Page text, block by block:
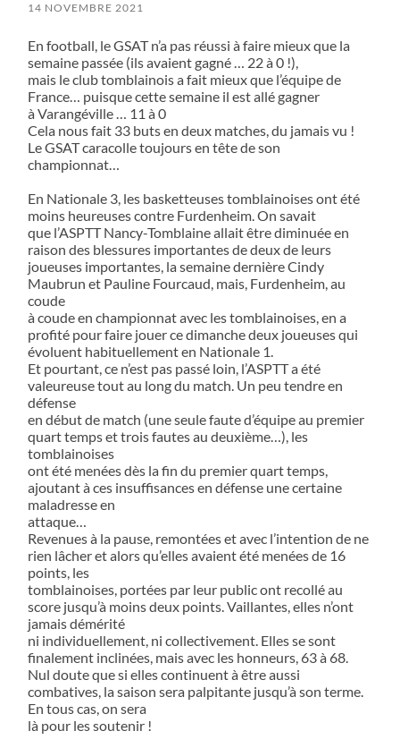
14 NOVEMBRE 2021
En football, le GSAT n’a pas réussi à faire mieux que la
semaine passée (ils avaient gagné … 22 à 0 !),
mais le club tomblainois a fait mieux que l’équipe de
France… puisque cette semaine il est allé gagner
à Varangéville … 11 à 0
Cela nous fait 33 buts en deux matches, du jamais vu !
Le GSAT caracolle toujours en tête de son
championnat…
En Nationale 3, les basketteuses tomblainoises ont été
moins heureuses contre Furdenheim. On savait
que l’ASPTT Nancy-Tomblaine allait être diminuée en
raison des blessures importantes de deux de leurs
joueuses importantes, la semaine dernière Cindy
Maubrun et Pauline Fourcaud, mais, Furdenheim, au
coude
à coude en championnat avec les tomblainoises, en a
profité pour faire jouer ce dimanche deux joueuses qui
évoluent habituellement en Nationale 1.
Et pourtant, ce n’est pas passé loin, l’ASPTT a été
valeureuse tout au long du match. Un peu tendre en
défense
en début de match (une seule faute d’équipe au premier
quart temps et trois fautes au deuxième…), les
tomblainoises
ont été menées dès la fin du premier quart temps,
ajoutant à ces insuffisances en défense une certaine
maladresse en
attaque…
Revenues à la pause, remontées et avec l’intention de ne
rien lâcher et alors qu’elles avaient été menées de 16
points, les
tomblainoises, portées par leur public ont recollé au
score jusqu’à moins deux points. Vaillantes, elles n’ont
jamais démérité
ni individuellement, ni collectivement. Elles se sont
finalement inclinées, mais avec les honneurs, 63 à 68.
Nul doute que si elles continuent à être aussi
combatives, la saison sera palpitante jusqu’à son terme.
En tous cas, on sera
là pour les soutenir !